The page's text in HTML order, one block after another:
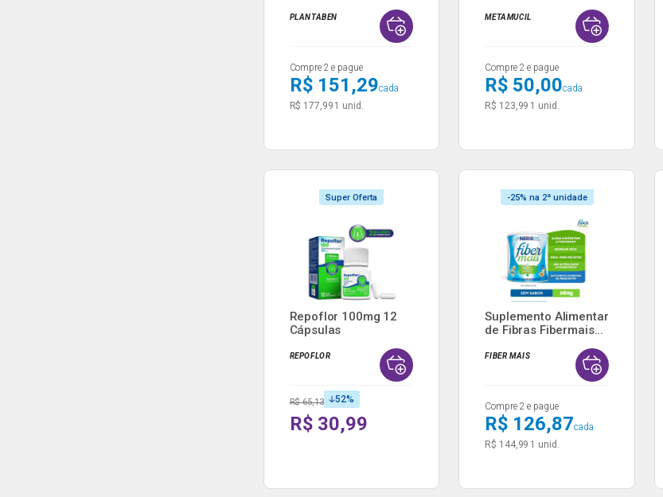
PLANTABEN
Compre 2 e pague
R$ 151,29cada
R$ 177,99 1 unid.
METAMUCIL
Compre 2 e pague
R$ 50,00cada
R$ 123,99 1 unid.
Super Oferta
Repoflor 100mg 12
Cápsulas
REPOFLOR
R$ 65,13 52%
R$ 30,99
-25% na 2ª unidade
Suplemento Alimentar
de Fibras Fibermais...
FIBER MAIS
Compre 2 e pague
R$ 126,87cada
R$ 144,99 1 unid.